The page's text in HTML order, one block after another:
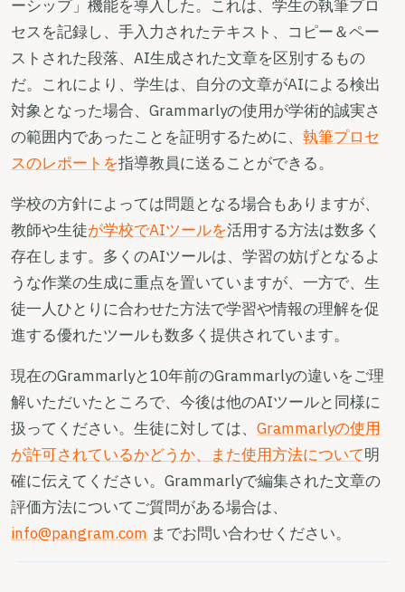
ーシップ」機能を導入した。これは、学生の執筆プロ
セスを記録し、手入力されたテキスト、コピー＆ペー
ストされた段落、AI生成された文章を区別するもの
だ。これにより、学生は、自分の文章がAIによる検出
対象となった場合、Grammarlyの使用が学術的誠実さ
の範囲内であったことを証明するために、 執筆プロセ
スのレポートを指導教員に送ることができる。
学校の方針によっては問題となる場合もありますが、
教師や生徒が学校でAIツールを活用する方法は数多く
存在します。多くのAIツールは、学習の妨げとなるよ
うな作業の生成に重点を置いていますが、一方で、生
徒一人ひとりに合わせた方法で学習や情報の理解を促
進する優れたツールも数多く提供されています。
現在のGrammarlyと10年前のGrammarlyの違いをご理
解いただいたところで、今後は他のAIツールと同様に
扱ってください。生徒に対しては、 Grammarlyの使用
が許可されているかどうか、また使用方法について明
確に伝えてください。Grammarlyで編集された文章の
評価方法についてご質問がある場合は、
info@pangram.com までお問い合わせください。